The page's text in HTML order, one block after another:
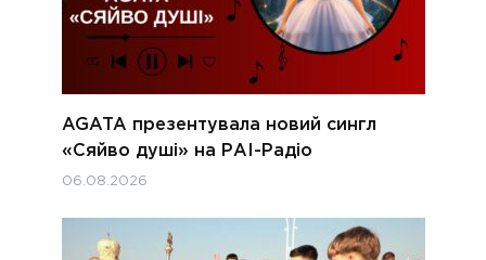
AGATA презентувала новий сингл
«Сяйво душі» на РАІ-Радіо
06.08.2026